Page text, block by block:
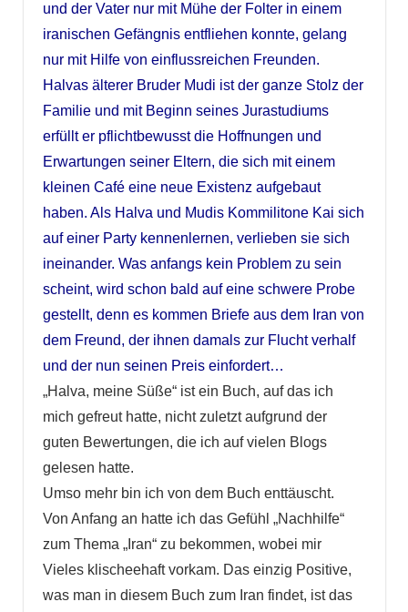
und der Vater nur mit Mühe der Folter in einem
iranischen Gefängnis entfliehen konnte, gelang
nur mit Hilfe von einflussreichen Freunden.
Halvas älterer Bruder Mudi ist der ganze Stolz der
Familie und mit Beginn seines Jurastudiums
erfüllt er pflichtbewusst die Hoffnungen und
Erwartungen seiner Eltern, die sich mit einem
kleinen Café eine neue Existenz aufgebaut
haben. Als Halva und Mudis Kommilitone Kai sich
auf einer Party kennenlernen, verlieben sie sich
ineinander. Was anfangs kein Problem zu sein
scheint, wird schon bald auf eine schwere Probe
gestellt, denn es kommen Briefe aus dem Iran von
dem Freund, der ihnen damals zur Flucht verhalf
und der nun seinen Preis einfordert…
„Halva, meine Süße“ ist ein Buch, auf das ich
mich gefreut hatte, nicht zuletzt aufgrund der
guten Bewertungen, die ich auf vielen Blogs
gelesen hatte.
Umso mehr bin ich von dem Buch enttäuscht.
Von Anfang an hatte ich das Gefühl „Nachhilfe“
zum Thema „Iran“ zu bekommen, wobei mir
Vieles klischeehaft vorkam. Das einzig Positive,
was man in diesem Buch zum Iran findet, ist das